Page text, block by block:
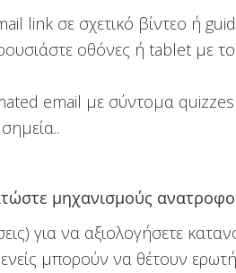
link σε σχετικό βίντεο ή
οθόνες ή tablet με
email με σύντομα
μηχανισμούς
για να αξιολογήσετε
μπορούν να θέτουν